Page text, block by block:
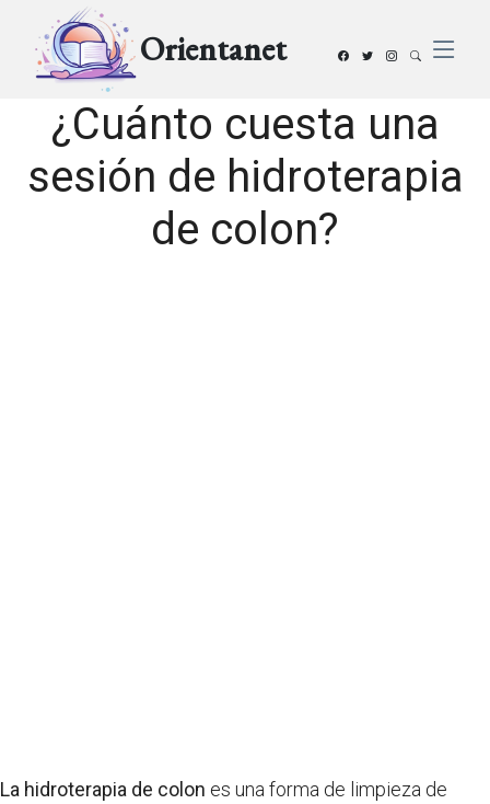
Orientanet
¿Cuánto cuesta una
sesión de hidroterapia
de colon?
La hidroterapia de colon es una forma de limpieza de